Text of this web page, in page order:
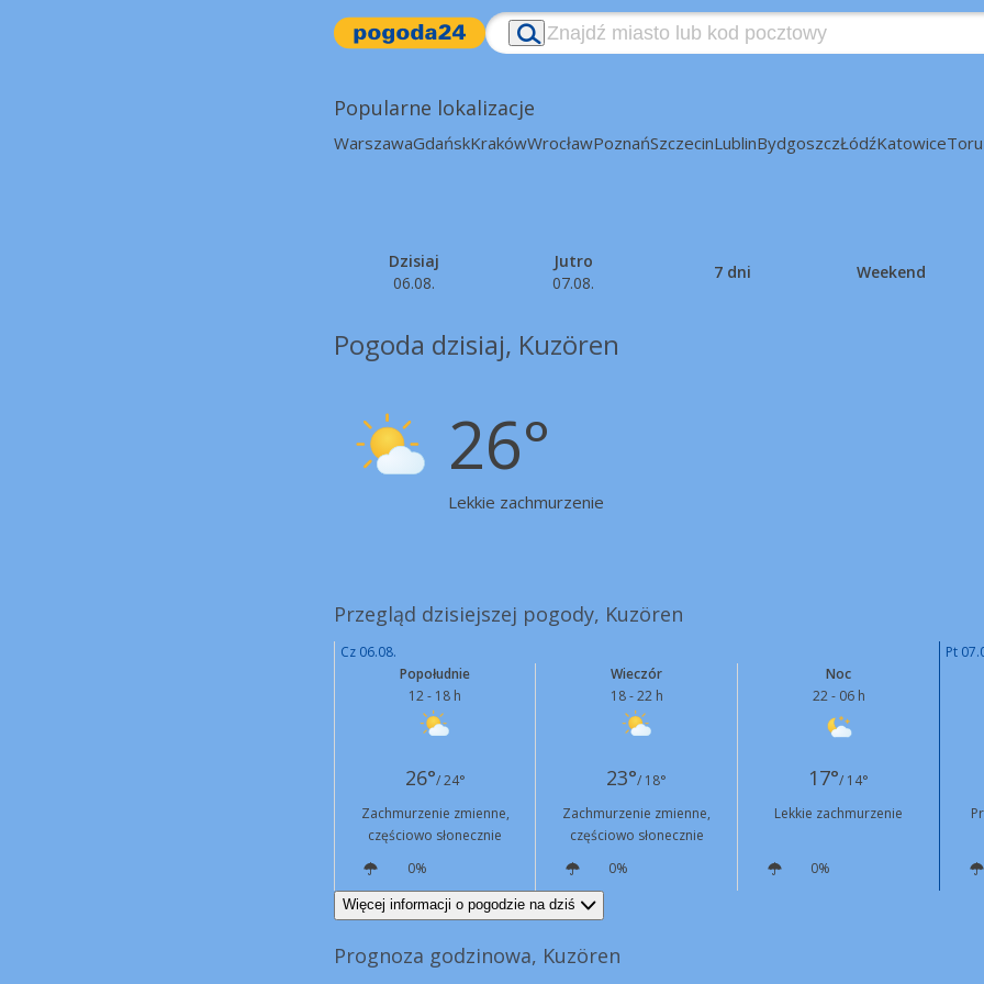
Popularne lokalizacje
WarszawaGdańskKrakówWrocławPoznańSzczecinLublinBydgoszczŁódźKatowice
Dzisiaj
06.08.
Jutro
07.08.
7 dni Weekend
Pogoda dzisiaj, Kuzören
26°
Lekkie zachmurzenie
Przegląd dzisiejszej pogody, Kuzören
Cz 06.08.
Pt
Popołudnie
12 - 18 h
Wieczór
18 - 22 h
Noc
22 - 06 h
26°/ 24° 23°/ 18° 17°/ 14°
Zachmurzenie zmienne,
częściowo słonecznie
Zachmurzenie zmienne,
częściowo słonecznie
Lekkie zachmurzenie
0% 0% 0%
N
12 km/h
Więcej informacji o pogodzie na dziś
Prognoza godzinowa, Kuzören